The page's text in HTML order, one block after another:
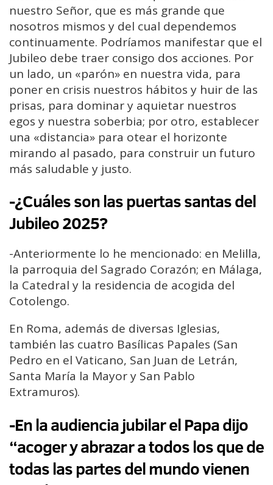
nuestro Señor, que es más grande que
nosotros mismos y del cual dependemos
continuamente. Podríamos manifestar que el
Jubileo debe traer consigo dos acciones. Por
un lado, un «parón» en nuestra vida, para
poner en crisis nuestros hábitos y huir de las
prisas, para dominar y aquietar nuestros
egos y nuestra soberbia; por otro, establecer
una «distancia» para otear el horizonte
mirando al pasado, para construir un futuro
más saludable y justo.
-¿Cuáles son las puertas santas del
Jubileo 2025?
-Anteriormente lo he mencionado: en Melilla,
la parroquia del Sagrado Corazón; en Málaga,
la Catedral y la residencia de acogida del
Cotolengo.
En Roma, además de diversas Iglesias,
también las cuatro Basílicas Papales (San
Pedro en el Vaticano, San Juan de Letrán,
Santa María la Mayor y San Pablo
Extramuros).
-En la audiencia jubilar el Papa dijo
“acoger y abrazar a todos los que de
todas las partes del mundo vienen